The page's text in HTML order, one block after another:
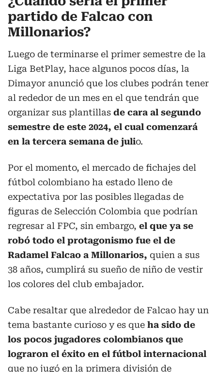
partido de Falcao con
Millonarios?
Luego de terminarse el primer semestre de la
Liga BetPlay, hace algunos pocos días, la
Dimayor anunció que los clubes podrán tener
al rededor de un mes en el que tendrán que
organizar sus plantillas de cara al segundo
semestre de este 2024, el cual comenzará
en la tercera semana de julio.
Por el momento, el mercado de fichajes del
fútbol colombiano ha estado lleno de
expectativa por las posibles llegadas de
figuras de Selección Colombia que podrían
regresar al FPC, sin embargo, el que ya se
robó todo el protagonismo fue el de
Radamel Falcao a Millonarios, quien a sus
38 años, cumplirá su sueño de niño de vestir
los colores del club embajador.
Cabe resaltar que alrededor de Falcao hay un
tema bastante curioso y es que ha sido de
los pocos jugadores colombianos que
lograron el éxito en el fútbol internacional
que no jugó en la primera división de